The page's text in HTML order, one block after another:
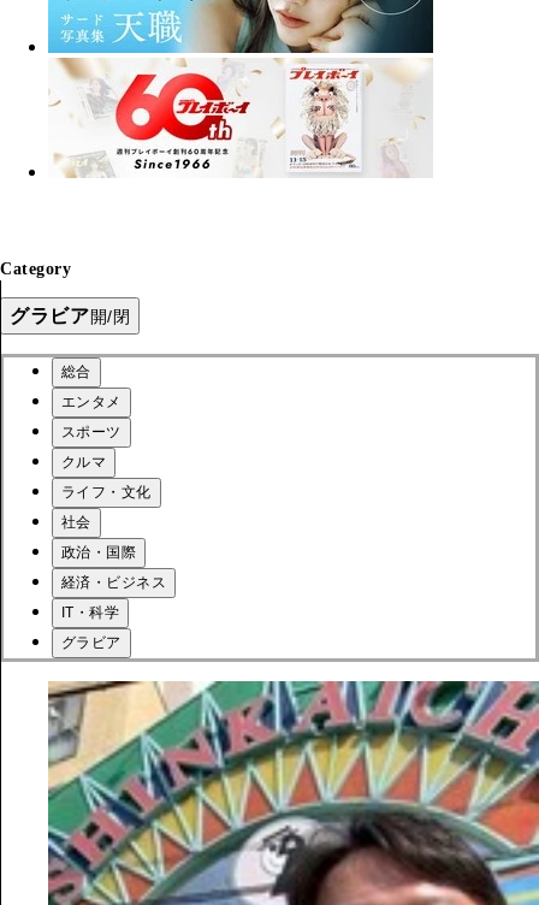
Category
グラビア開/閉
総合
エンタメ
スポーツ
クルマ
ライフ・文化
社会
政治・国際
経済・ビジネス
IT・科学
グラビア